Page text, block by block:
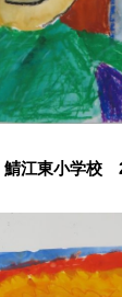
鯖江東小学